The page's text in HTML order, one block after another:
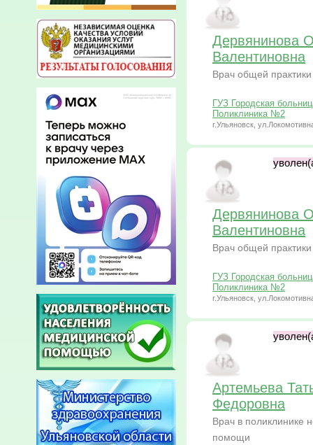
Дервянинова
Валентиновна
Врач общей
ГУЗ Городская
Поликлиника №2
г.Ульяновск,
Дервянинова
Валентиновна
Врач общей
ГУЗ Городская
Поликлиника №2
г.Ульяновск,
Артемьева
Федоровна
Врач в поликлинике
помощи